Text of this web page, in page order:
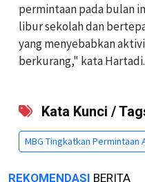
permintaan pada bulan
libur sekolah dan
yang menyebabkan
berkurang," kata Hartadi.
Kata Kunci /
MBG Tingkatkan Permintaan
REKOMENDASI BERITA